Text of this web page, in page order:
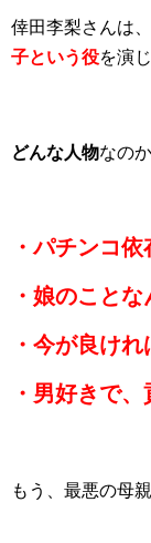
倖田李梨さんは
子という役を演
どんな人物なの
・パチンコ依
・娘のこと
・今が良け
・男好きで
もう、最悪の母